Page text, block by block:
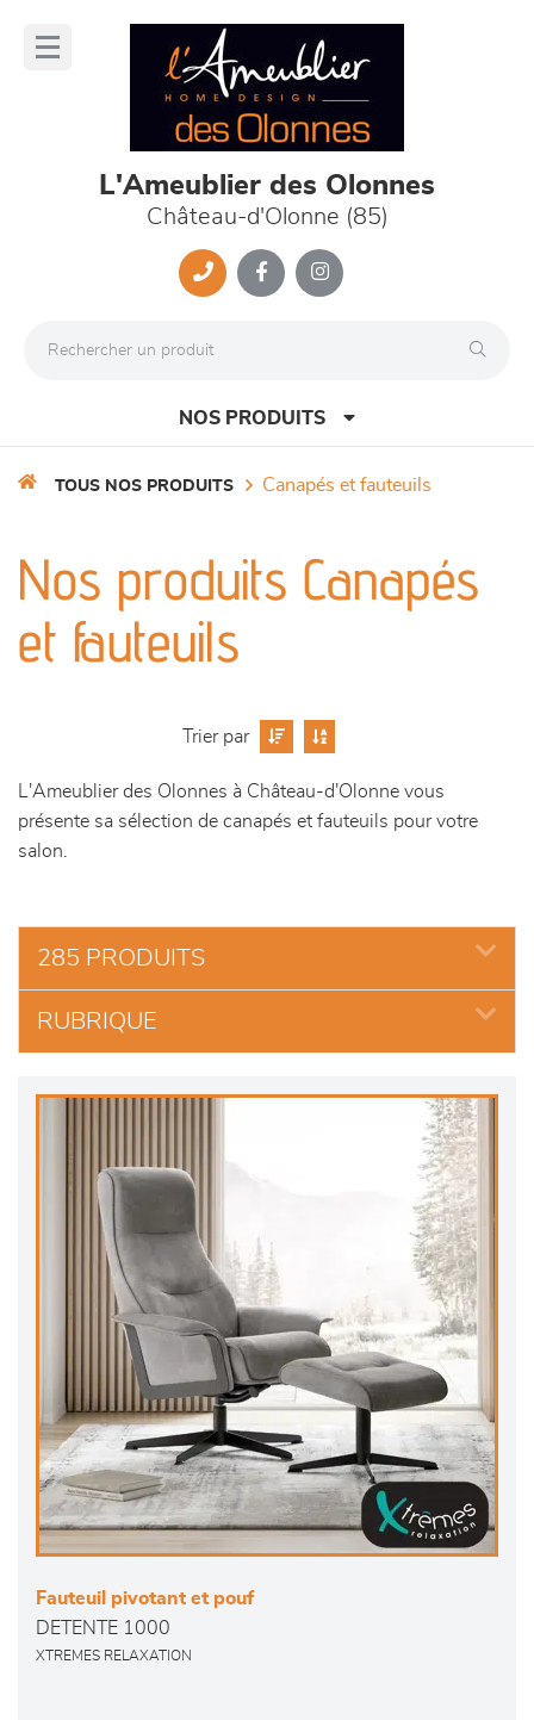
L'Ameublier des Olonnes
Château-d'Olonne (85)
NOS PRODUITS
séjours
meubles de complément
chambres et dressing
TOUS NOS PRODUITS canapés et fauteuils
Nos produits Canapés
et fauteuils
Trier par
L'Ameublier des Olonnes à Château-d'Olonne vous
présente sa sélection de canapés et fauteuils pour votre
salon.
285 PRODUITS
RUBRIQUE
Fauteuil pivotant et pouf
DETENTE 1000
XTREMES RELAXATION